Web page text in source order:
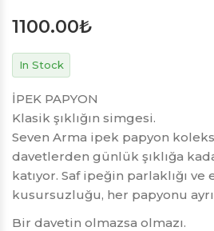
1100.00₺
In Stock
İPEK PAPYON
Klasik şıklığın simgesi.
Seven Arma ipek papyon
davetlerden günlük şıklığa
katıyor. Saf ipeğin parlaklığı
kusursuzluğu, her papyonu
Bir davetin olmazsa olmazı.